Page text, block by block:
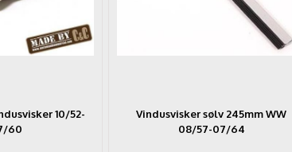
10/52-
60
Vindusvisker sølv 245mm WW
08/57-07/64